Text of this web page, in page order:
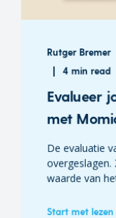
Rutger Bremer
4 min read
Evalueer
met
De evaluatie
overgeslagen.
waarde van
Start met lezen